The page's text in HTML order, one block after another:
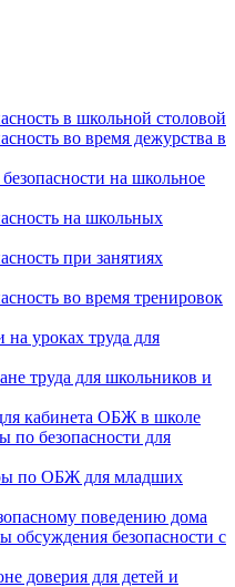
в школьной столовой
во время дежурства в
на школьное
на школьных
при занятиях
во время тренировок
на уроках труда для
труда для школьников и
кабинета ОБЖ в школе
по безопасности для
по ОБЖ для младших
поведению дома
обсуждения безопасности с
доверия для детей и